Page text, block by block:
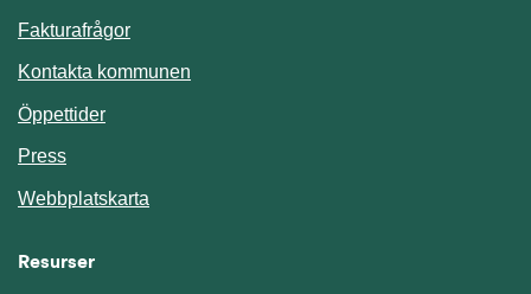
Fakturafrågor
Kontakta kommunen
Öppettider
Press
Webbplatskarta
Resurser